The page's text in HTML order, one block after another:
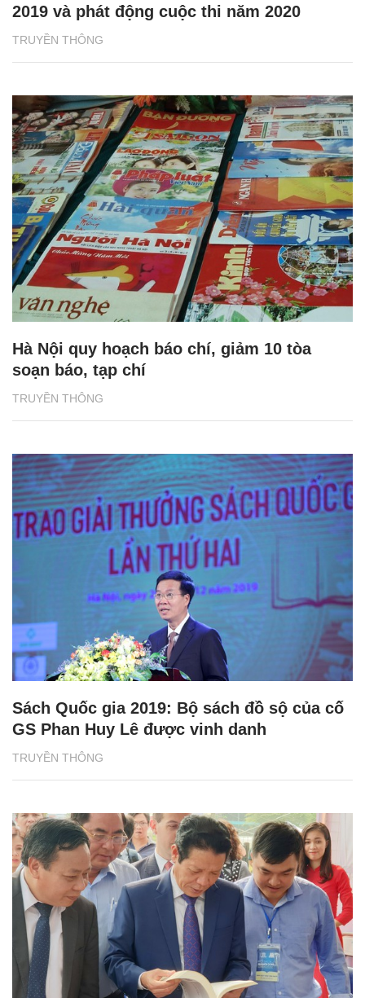
TRUYỀN THÔNG
2019 và phát động cuộc thi năm 2020
TRUYỀN THÔNG
Hà Nội quy hoạch báo chí, giảm 10 tòa
soạn báo, tạp chí
TRUYỀN THÔNG
Sách Quốc gia 2019: Bộ sách đồ sộ của cố
GS Phan Huy Lê được vinh danh